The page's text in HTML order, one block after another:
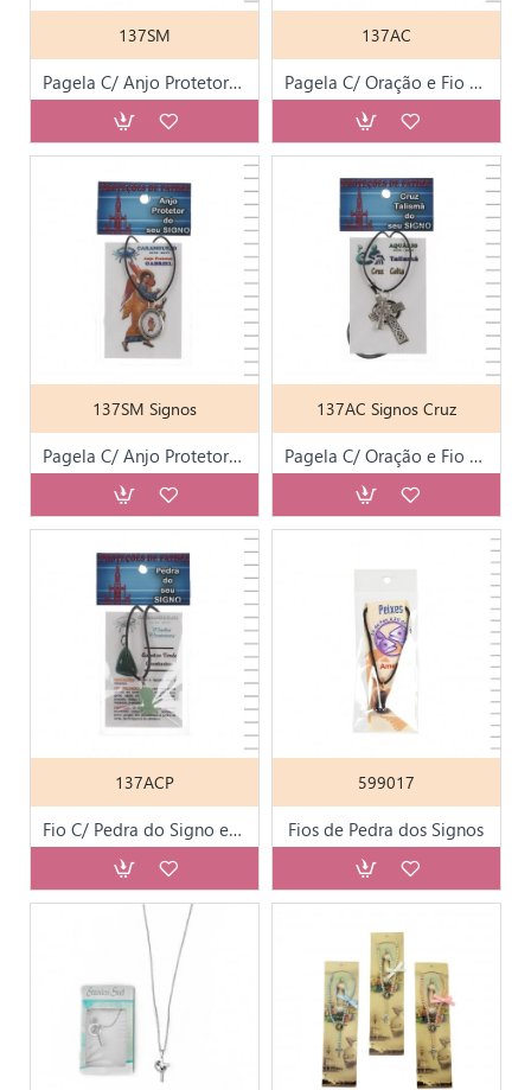
137SM
Pagela C/ Anjo Protetor e Fio C/ Medalha
137AC
Pagela C/ Oração e Fio C/ Amuleto Protetor
137SM Signos
Pagela C/ Anjo Protetor e Fio C/ Medalha
137AC Signos Cruz
Pagela C/ Oração e Fio C/ Amuleto Protetor
137ACP
Fio C/ Pedra do Signo e Pagela
599017
Fios de Pedra dos Signos